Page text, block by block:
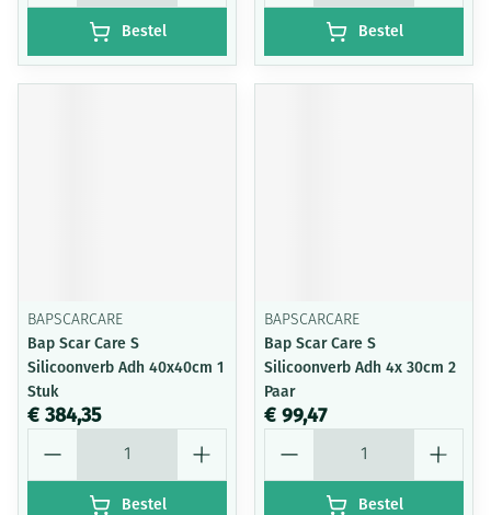
Bestel Bestel
BAPSCARCARE
Bap Scar Care S
Silicoonverb Adh 40x40cm 1
Stuk
€ 384,35
Bestel
BAPSCARCARE
Bap Scar Care S
Silicoonverb Adh 4x 30cm 2
Paar
€ 99,47
Bestel